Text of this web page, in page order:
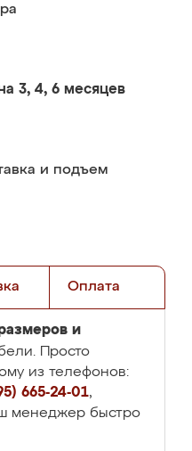
3, 4, 6 месяцев
и подъем
Оплата
и
Просто
из телефонов:
665-24-01,
менеджер быстро